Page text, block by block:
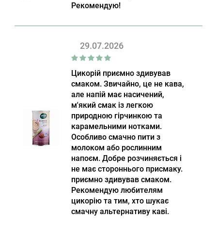
Рекомендую!
29.07.2026
Цикорій приємно здивував
смаком. Звичайно, це не кава,
але напій має насичений,
м'який смак із легкою
природною гірчинкою та
карамельними нотками.
Особливо смачно пити з
молоком або рослинним
напоєм. Добре розчиняється і
не має стороннього присмаку.
приємно здивував смаком.
Рекомендую любителям
цикорію та тим, хто шукає
смачну альтернативу каві.